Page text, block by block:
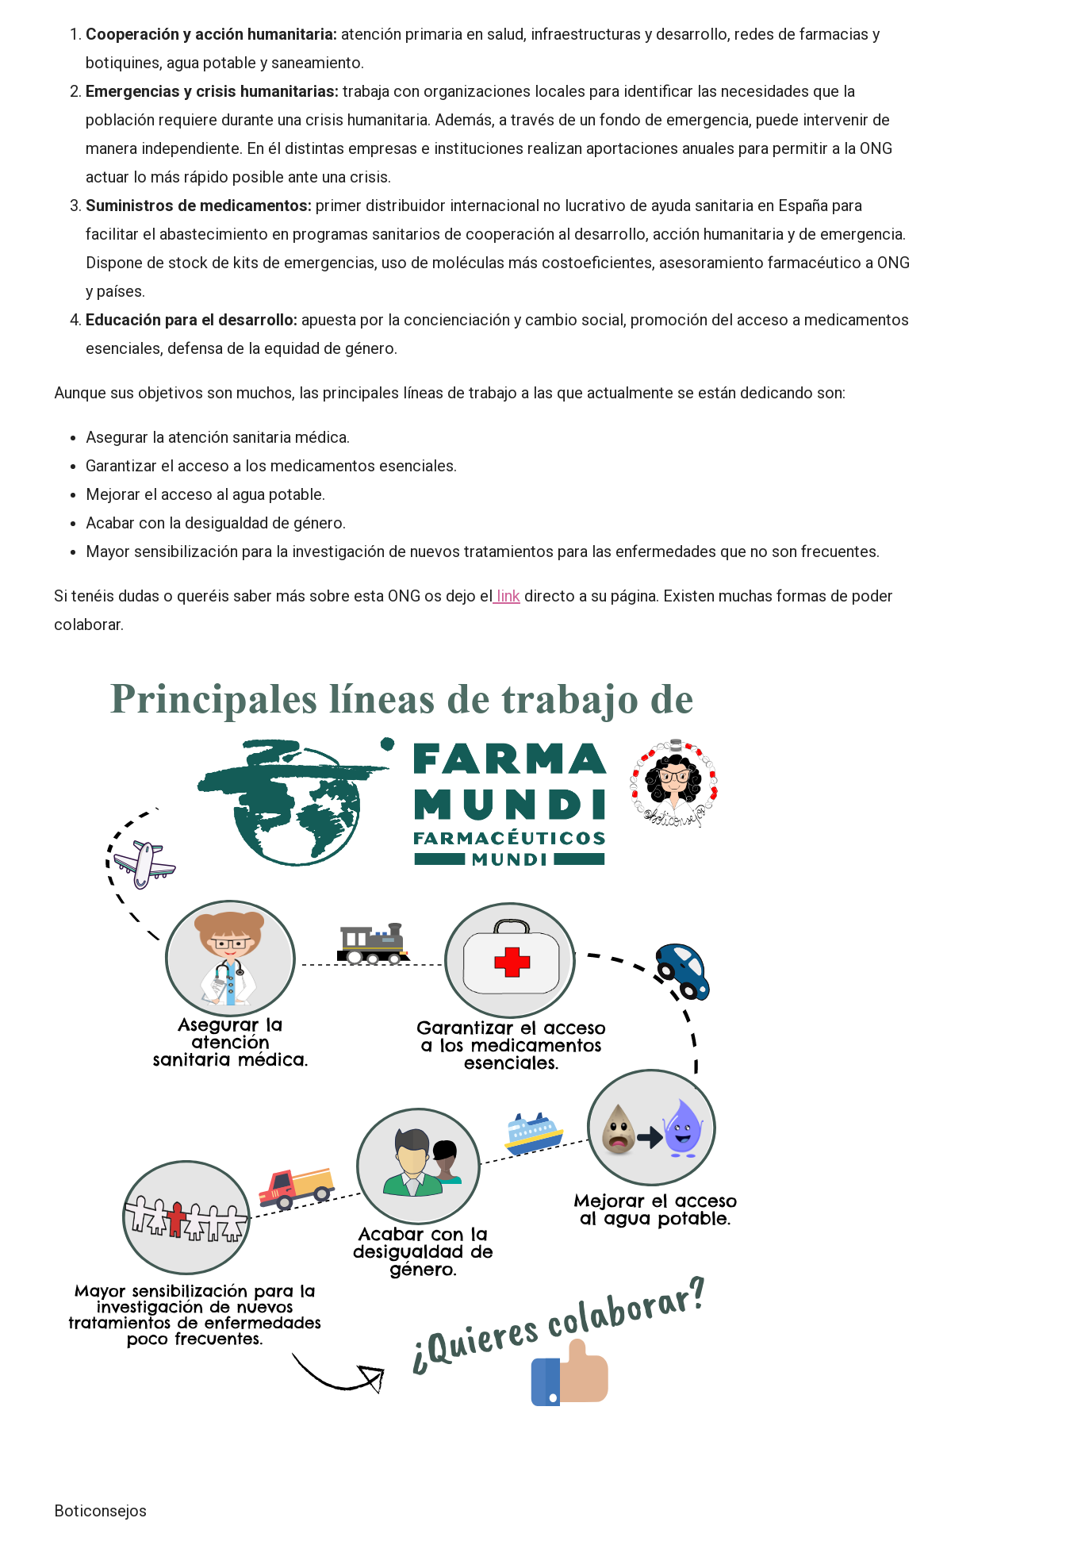
Cooperación y acción humanitaria: atención primaria en salud, infraestructuras y desarrollo, redes de farmacias y
botiquines, agua potable y saneamiento.
Emergencias y crisis humanitarias: trabaja con organizaciones locales para identificar las necesidades que la
población requiere durante una crisis humanitaria. Además, a través de un fondo de emergencia, puede intervenir de
manera independiente. En él distintas empresas e instituciones realizan aportaciones anuales para permitir a la ONG
actuar lo más rápido posible ante una crisis.
Suministros de medicamentos: primer distribuidor internacional no lucrativo de ayuda sanitaria en España para
facilitar el abastecimiento en programas sanitarios de cooperación al desarrollo, acción humanitaria y de emergencia.
Dispone de stock de kits de emergencias, uso de moléculas más costoeficientes, asesoramiento farmacéutico a ONG
y países.
Educación para el desarrollo: apuesta por la concienciación y cambio social, promoción del acceso a medicamentos
esenciales, defensa de la equidad de género.
Aunque sus objetivos son muchos, las principales líneas de trabajo a las que actualmente se están dedicando son:
Asegurar la atención sanitaria médica.
Garantizar el acceso a los medicamentos esenciales.
Mejorar el acceso al agua potable.
Acabar con la desigualdad de género.
Mayor sensibilización para la investigación de nuevos tratamientos para las enfermedades que no son frecuentes.
Si tenéis dudas o queréis saber más sobre esta ONG os dejo el link directo a su página. Existen muchas formas de poder
colaborar.
Boticonsejos